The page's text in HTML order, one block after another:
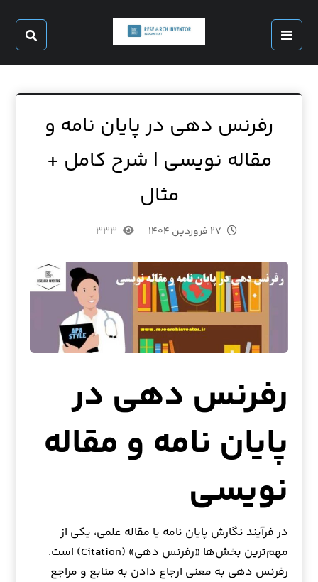
رفرنس دهی در پایان نامه و
مقاله نویسی | شرح کامل +
مثال
۲۷ فروردین ۱۴۰۴ ۳۳۳
رفرنس دهی در
پایان نامه و مقاله
نویسی
در فرآیند نگارش پایان نامه یا مقاله علمی، یکی از
مهم‌ترین بخش‌ها «رفرنس دهی» (Citation) است.
رفرنس دهی به معنی ارجاع دادن به منابع و مراجع